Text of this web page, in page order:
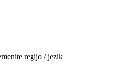
regijo / jezik